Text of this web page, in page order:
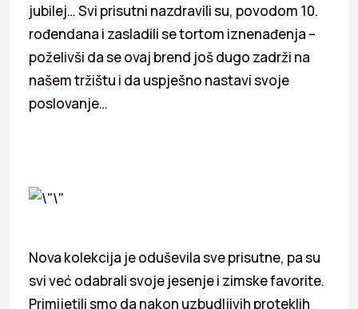
jubilej… Svi prisutni nazdravili su, povodom 10.
rođendana i zasladili se tortom iznenađenja –
poželivši da se ovaj brend još dugo zadrži na
našem tržištu i da uspješno nastavi svoje
poslovanje…
Nova kolekcija je oduševila sve prisutne, pa su
svi već odabrali svoje jesenje i zimske favorite.
Primijetili smo da nakon uzbudljivih proteklih